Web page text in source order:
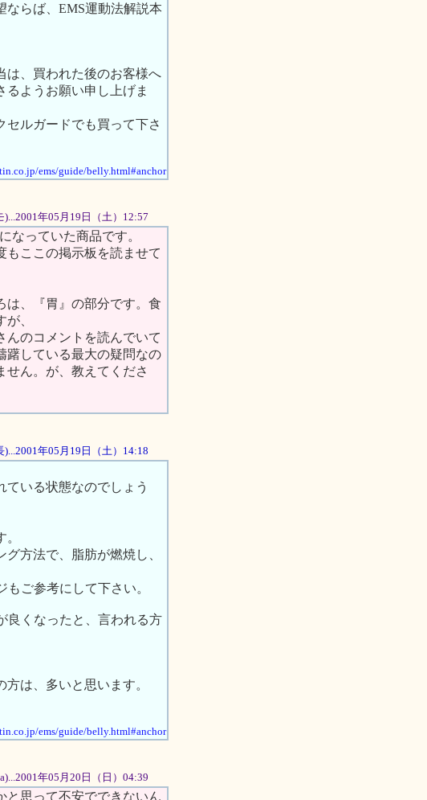
らば、EMS運動法解説本
は、買われた後のお客様へ
ようお願い申し上げま
ルガードでも買って下さ
ems/guide/belly.html#anchor
)...2001年05月19日（土）12:57
なっていた商品です。
もここの掲示板を読ませて
は、『胃』の部分です。食
、
んのコメントを読んでいて
躇している最大の疑問なの
せん。が、教えてくださ
)...2001年05月19日（土）14:18
いる状態なのでしょう
方法で、脂肪が燃焼し、
ご参考にして下さい。
良くなったと、言われる方
は、多いと思います。
ems/guide/belly.html#anchor
年05月20日（日）04:39
と思って不安でできないん